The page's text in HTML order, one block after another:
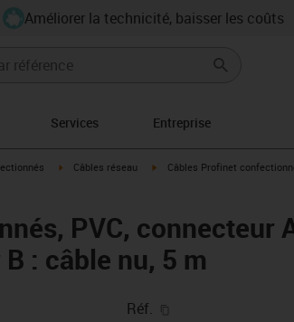
Améliorer la technicité, baisser les coûts
Services Entreprise
right igus-icon-arrow-right
Câbles réseau igus-icon-arrow-right
Câbles Profinet
PVC, connecteur
: câble nu, 5 m
Réf.